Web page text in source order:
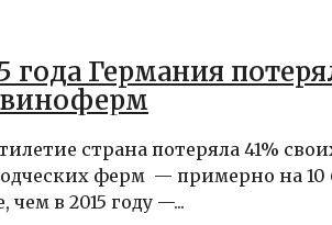
года Германия
страна потеряла 41%
ферм — примерно на 10
чем в 2015 году —...